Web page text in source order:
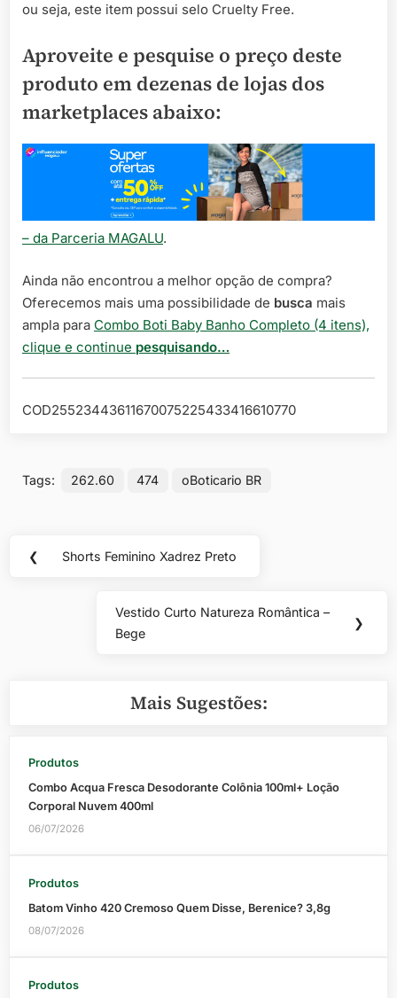
ou seja, este item possui selo Cruelty Free.
Aproveite e pesquise o preço deste
produto em dezenas de lojas dos
marketplaces abaixo:
– da Parceria MAGALU.
Ainda não encontrou a melhor opção de compra?
Oferecemos mais uma possibilidade de busca mais
ampla para Combo Boti Baby Banho Completo (4 itens),
clique e continue pesquisando…
COD25523443611670075225433416610770
Tags: 262.60 474 oBoticario BR
Navegação
❮
Previous
Shorts Feminino Xadrez Preto
Next
Post:
Vestido Curto Natureza Romântica –
Bege
❯
Mais Sugestões:
Produtos
Combo Acqua Fresca Desodorante Colônia 100ml+ Loção
Corporal Nuvem 400ml
06/07/2026
Produtos
Batom Vinho 420 Cremoso Quem Disse, Berenice? 3,8g
08/07/2026
Produtos